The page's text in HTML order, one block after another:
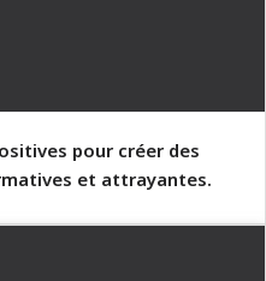
pour créer des
et attrayantes.